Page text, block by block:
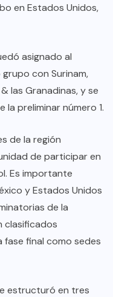
en Estados Unidos,
asignado al
con Surinam,
las Granadinas, y se
la preliminar número 1.
de la región
de participar en
Es importante
y Estados Unidos
de la
clasificados
final como sedes
estructuró en tres